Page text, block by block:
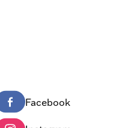
Facebook